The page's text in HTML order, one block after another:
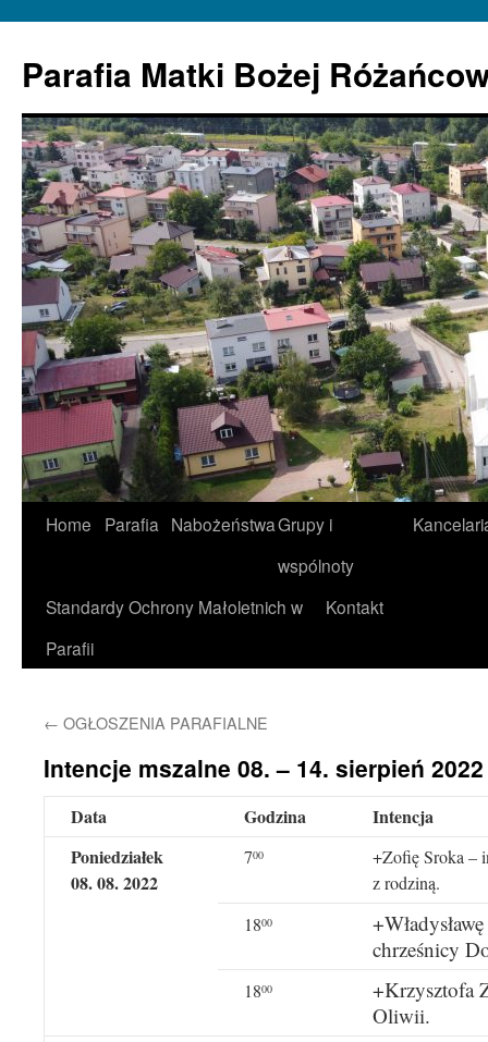
Parafia Matki Bożej
Home Parafia NabożeństwaGrupy i
wspólnoty
Standardy Ochrony Małoletnich w
Parafii
Kontakt
← OGŁOSZENIA PARAFIALNE
Intencje mszalne 08. – 14. sierpień
Data Godzina
Intencja
Poniedziałek
08. 08. 2022
700
+Zofię Sroka –
z rodziną.
1800
chrześnicy
1800
+Krzysztofa
Oliwii.